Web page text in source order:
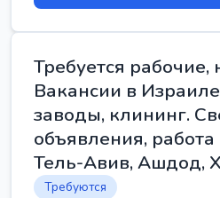
Требуется
Вакансии в
заводы, клининг.
объявления, работа
Тель-Авив, Ашдод,
Требуются